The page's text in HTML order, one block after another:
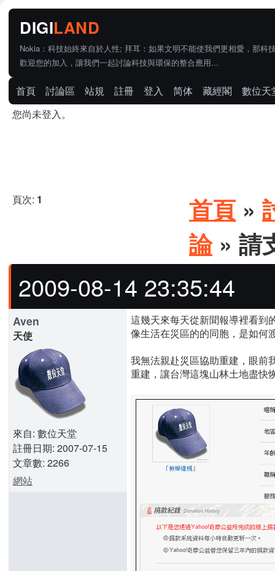
Nokia：科技始終來自於人性; 拜耳：如果文明不能使我們更相愛，那科
歡迎您的加入，讓我們一起討論科技與環保的整合應用...
首頁 討論區 站規 註冊 登入 简体 藏經閣
數位天
您尚未登入。
頁次: 1 首頁 »
論» 請
2009-08-14 23:35:44
Aven
天使
來自: 數位天堂
註冊日期: 2007-07-15
文章數: 2266
網站
這幾天來每天從新聞報導裡看到
像生活在災區的的同胞，是如何
我無法親赴災區協助重建，眼前
重建，讓台灣這塊山林土地盡快